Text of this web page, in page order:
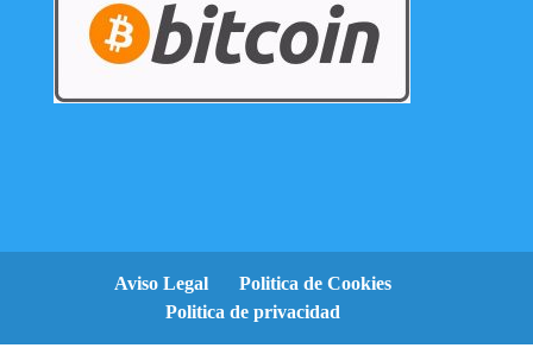
Aviso Legal
Politica de Cookies
Politica de privacidad